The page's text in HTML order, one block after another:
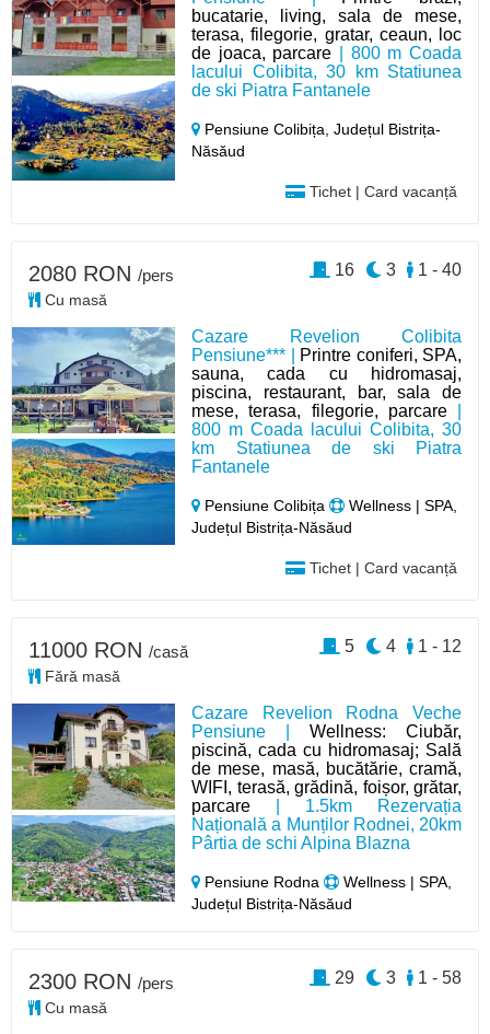
bucatarie, living, sala de mese,
terasa, filegorie, gratar, ceaun, loc
de joaca, parcare | 800 m Coada
lacului Colibita, 30 km Statiunea
de ski Piatra Fantanele
Pensiune Colibița,Județul Bistrița-
Năsăud
Tichet | Card vacanță
Cazare Revelion Colibita
Pensiune*** |
Printre coniferi, SPA,
sauna, cada cu hidromasaj,
piscina, restaurant, bar, sala de
mese, terasa, filegorie, parcare|
800 m Coada lacului Colibita, 30
km Statiunea de ski Piatra
Fantanele
Pensiune Colibița
Wellness | SPA,
Județul Bistrița-Năsăud
Tichet | Card vacanță
2080 RON /pers
Cu masă
1 - 40
3
16
Cazare Revelion Rodna Veche
Pensiune |Wellness: Ciubăr,
piscină, cada cu hidromasaj; Sală
de mese, masă, bucătărie, cramă,
WIFI, terasă, grădină, foișor, grătar,
parcare | 1.5km Rezervația
Națională a Munților Rodnei, 20km
Pârtia de schi Alpina Blazna
Pensiune Rodna
Wellness | SPA,
Județul Bistrița-Năsăud
11000 RON /casă
Fără masă
1 - 12
4
5
2300 RON /pers
Cu masă
1 - 58
3
29